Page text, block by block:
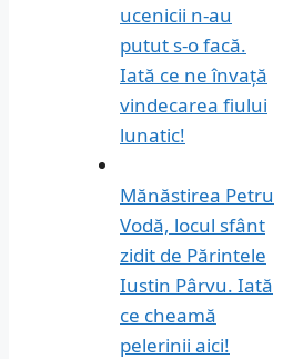
ucenicii n-au
putut s-o facă.
Iată ce ne învață
vindecarea fiului
lunatic!
Mănăstirea Petru
Vodă, locul sfânt
zidit de Părintele
Iustin Pârvu. Iată
ce cheamă
pelerinii aici!